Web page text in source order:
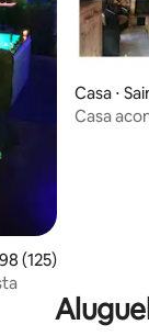
de uma avaliação
(125)
Casa ⋅
Casa